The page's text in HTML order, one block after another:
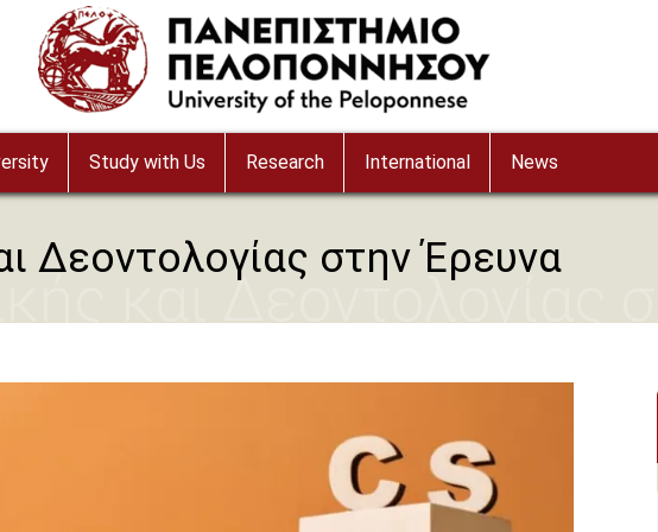
Study with Us Research International News
Δεοντολογίας στην Έρευνα
και Δεοντολογίας